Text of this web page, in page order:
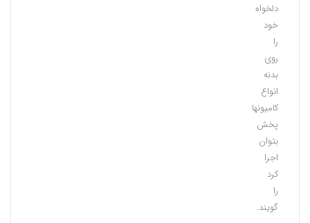
دلخواه
خود
را
روی
بدنه
انواع
کامیونهای
پخش
بتوان
اجرا
کرد
را
گویند.